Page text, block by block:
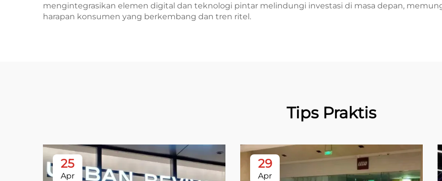
mengintegrasikan elemen digital dan teknologi pintar melindungi investasi di masa depan,
harapan konsumen yang berkembang dan tren ritel.
Tips Praktis
25
Apr
29
Apr